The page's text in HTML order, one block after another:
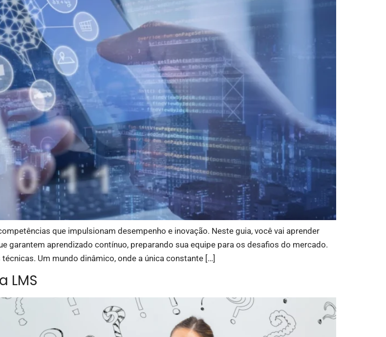
que impulsionam desempenho e inovação. Neste guia, você vai aprender
garantem aprendizado contínuo, preparando sua equipe para os desafios do mercado.
Um mundo dinâmico, onde a única constante […]
LMS